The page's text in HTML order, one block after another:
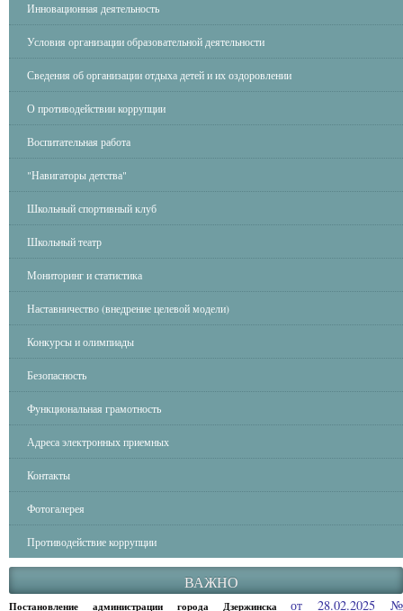
Инновационная деятельность
Условия организации образовательной деятельности
Сведения об организации отдыха детей и их оздоровлении
О противодействии коррупции
Воспитательная работа
"Навигаторы детства"
Школьный спортивный клуб
Школьный театр
Мониторинг и статистика
Наставничество (внедрение целевой модели)
Конкурсы и олимпиады
Безопасность
Функциональная грамотность
Адреса электронных приемных
Контакты
Фотогалерея
Противодействие коррупции
ВАЖНО
Постановление администрации города Дзержинскаот 28.02.2025 №